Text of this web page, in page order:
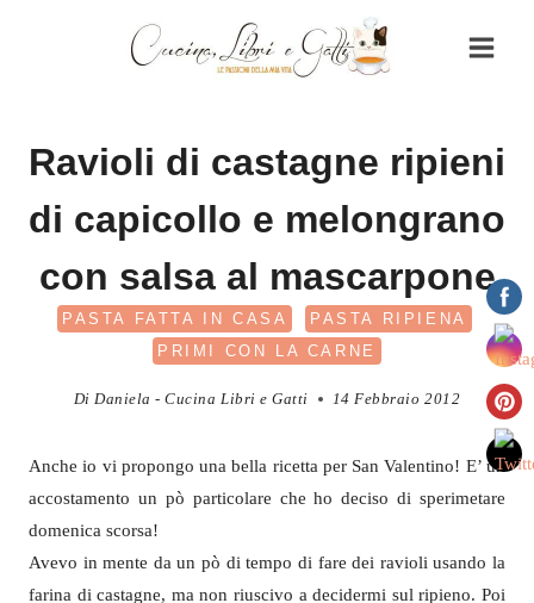
Ravioli di castagne ripieni
di capicollo e melongrano
con salsa al mascarpone
PASTA FATTA IN CASA
PASTA RIPIENA
PRIMI CON LA CARNE
Di Daniela - Cucina Libri e Gatti 14 Febbraio 2012
Anche io vi propongo una bella ricetta per San Valentino! E’ un
accostamento un pò particolare che ho deciso di sperimetare
domenica scorsa!
Avevo in mente da un pò di tempo di fare dei ravioli usando la
farina di castagne, ma non riuscivo a decidermi sul ripieno. Poi